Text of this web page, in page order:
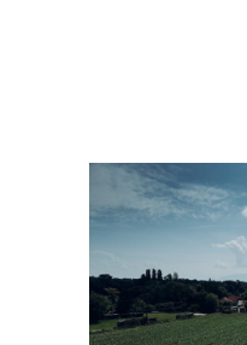
MARIAGE
Wedding